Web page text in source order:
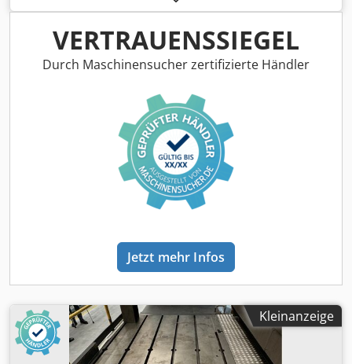
Lochdurchmesser der Lochungen ca. 28 mm - Achsabstand
der Lochungen Tischplatte je ca. 100 x 100 mm
Crodpfezcdcaox Acgef - Achsabstand der Lochungen
Seitenwange je ca. 100 x 50 mm - Tischhöhe ca. 850 mm -
VERTRAUENSSIEGEL
Durch Maschinensucher zertifizierte Händler
Jetzt mehr Infos
Kleinanzeige